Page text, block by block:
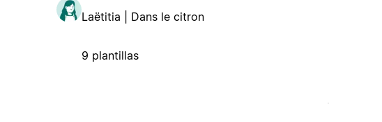
Laëtitia | Dans le citron
9 plantillas